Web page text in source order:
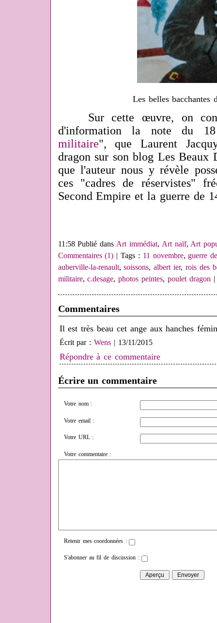
Les belles
Sur cette œuvre, on
d'information la note du
militaire", que Laurent
dragon sur son blog Les Beaux
que l'auteur nous y révèle
ces "cadres de réservistes"
Second Empire et la guerre de
11:58 Publié dansArt immédiat, Art naïf,Art
Commentaires (1) | Tags : 11 novembre, guerre
auberville-la-renault,soissons,albert ier, rois des
militaire,c.desage,photos peintes, poulet dragon
Commentaires
Il est très beau cet ange aux hanches
Écrit par :Wens | 13/11/2015
Répondre à ce commentaire
Écrire un commentaire
Votre nom :
Votre email :
Votre URL :
Votre commentaire :
Retenir mes coordonnées :
S'abonner au fil de discussion :